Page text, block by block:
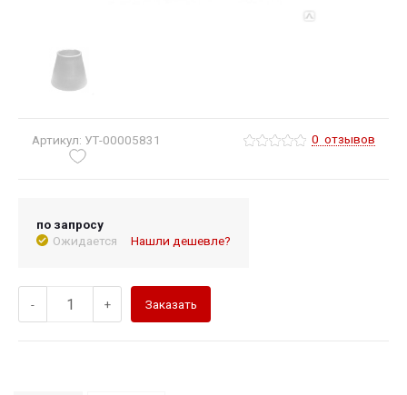
Артикул: УТ-00005831 0 отзывов
по запросу
Ожидается
Нашли дешевле?
- + Заказать